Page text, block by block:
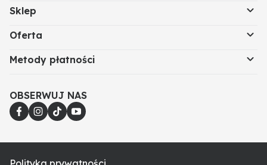
Sklep
Oferta
Metody płatności
OBSERWUJ NAS